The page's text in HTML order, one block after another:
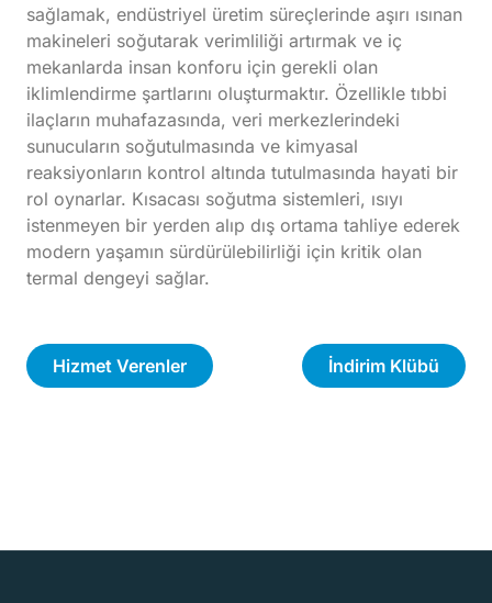
sağlamak, endüstriyel üretim süreçlerinde aşırı ısınan
makineleri soğutarak verimliliği artırmak ve iç
mekanlarda insan konforu için gerekli olan
iklimlendirme şartlarını oluşturmaktır. Özellikle tıbbi
ilaçların muhafazasında, veri merkezlerindeki
sunucuların soğutulmasında ve kimyasal
reaksiyonların kontrol altında tutulmasında hayati bir
rol oynarlar. Kısacası soğutma sistemleri, ısıyı
istenmeyen bir yerden alıp dış ortama tahliye ederek
modern yaşamın sürdürülebilirliği için kritik olan
termal dengeyi sağlar.
Hizmet Verenler İndirim Klübü